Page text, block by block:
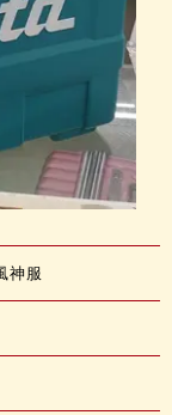
神服